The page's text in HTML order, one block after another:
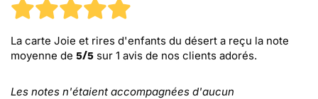
La carte Joie et rires d'enfants du désert a reçu la note
moyenne de 5/5 sur 1 avis de nos clients adorés.
Les notes n'étaient accompagnées d'aucun